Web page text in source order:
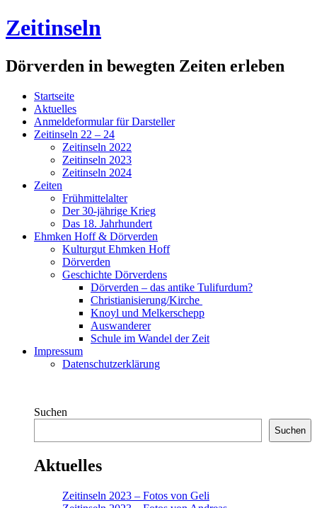
Zeitinseln
Dörverden in bewegten Zeiten erleben
Startseite
Aktuelles
Anmeldeformular für Darsteller
Zeitinseln 22 – 24
Zeitinseln 2022
Zeitinseln 2023
Zeitinseln 2024
Zeiten
Frühmittelalter
Der 30-jährige Krieg
Das 18. Jahrhundert
Ehmken Hoff & Dörverden
Kulturgut Ehmken Hoff
Dörverden
Geschichte Dörverdens
Dörverden – das antike Tulifurdum?
Christianisierung/Kirche
Knoyl und Melkerschepp
Auswanderer
Schule im Wandel der Zeit
Impressum
Datenschutzerklärung
Suchen
Suchen
Aktuelles
Zeitinseln 2023 – Fotos von Geli